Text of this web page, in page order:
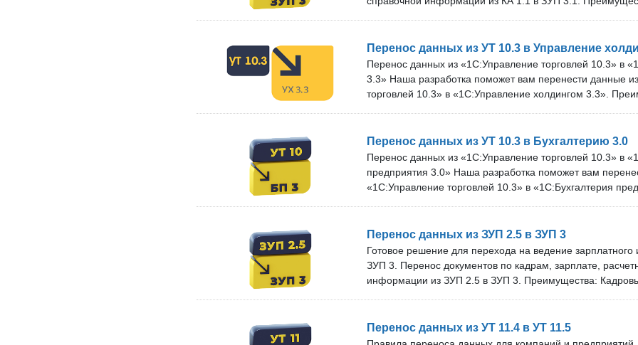
техническую поддержку. Срок технической поддержки и
зависит от тарифа. В нашей команде более 10
покупкой: Вы можете бесплатно проверить наше
Оставьте заявку, и мы договоримся об удобном времени
Перенос данных из УТ 10.3 в Управление
Перенос данных из «1С:Управление торговлей 10.3» в
3.3» Наша разработка поможет вам перенести данные
торговлей 10.3» в «1С:Управление холдингом 3.3».
Техническая поддержка и бесплатные обновления. Срок
бесплатных обновлений зависит от тарифа. Команда из
специалистов. Проверка перед покупкой: Вы можете
решение на своём сервере.
Перенос данных из УТ 10.3 в Бухгалтерию 3.0
Перенос данных из «1С:Управление торговлей 10.3» в
предприятия 3.0» Наша разработка поможет вам
«1С:Управление торговлей 10.3» в «1С:Бухгалтерия
новые версии программ. Техническая поддержка и
технической поддержки и бесплатных обновлений
более чем 10 специалистов. Разработка подойдёт для
«1С:Бухгалтерия предприятия 3.0», а также версий
Перенос данных из ЗУП 2.5 в ЗУП 3
Готовое решение для перехода на ведение зарплатного
ЗУП 3. Перенос документов по кадрам, зарплате,
информации из ЗУП 2.5 в ЗУП 3. Преимущества:
техническую поддержку. Срок технической поддержки и
зависит от тарифа. В нашей команде более 10
Перенос данных из УТ 11.4 в УТ 11.5